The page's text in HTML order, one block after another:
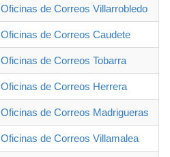
Oficinas de Correos Villarrobledo
Oficinas de Correos Caudete
Oficinas de Correos Tobarra
Oficinas de Correos Herrera
Oficinas de Correos Madrigueras
Oficinas de Correos Villamalea